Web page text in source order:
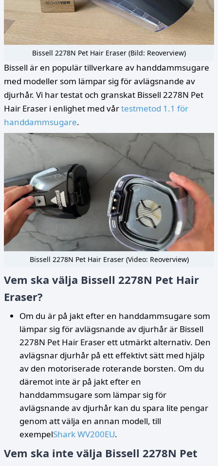
Bissell 2278N Pet Hair Eraser (Bild: Reoverview)
Bissell är en populär tillverkare av handdammsugare
med modeller som lämpar sig för avlägsnande av
djurhår. Vi har testat och granskat Bissell 2278N Pet
Hair Eraser i enlighet med vårtestmetod 1.1 för
handdammsugare.
Bissell 2278N Pet Hair Eraser (Video: Reoverview)
Vem ska välja Bissell 2278N Pet Hair
Eraser?
Om du är på jakt efter en handdammsugare som
lämpar sig för avlägsnande av djurhår är Bissell
2278N Pet Hair Eraser ett utmärkt alternativ. Den
avlägsnar djurhår på ett effektivt sätt med hjälp
av den motoriserade roterande borsten. Om du
däremot inte är på jakt efter en
handdammsugare som lämpar sig för
avlägsnande av djurhår kan du spara lite pengar
genom att välja en annan modell, till
exempelShark WV200EU.
Vem ska inte välja Bissell 2278N Pet